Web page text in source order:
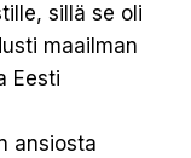
sillä se oli
maailman
Eesti
ansiosta